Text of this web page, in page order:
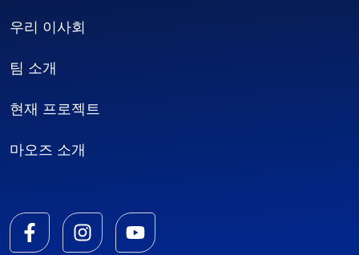
우리 이사회
팀 소개
현재 프로젝트
마오즈 소개